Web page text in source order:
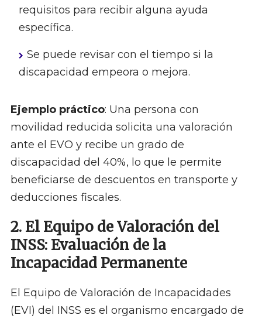
requisitos para recibir alguna ayuda
específica.
Se puede revisar con el tiempo si la
discapacidad empeora o mejora.
Ejemplo práctico: Una persona con
movilidad reducida solicita una valoración
ante el EVO y recibe un grado de
discapacidad del 40%, lo que le permite
beneficiarse de descuentos en transporte y
deducciones fiscales.
2. El Equipo de Valoración del
INSS: Evaluación de la
Incapacidad Permanente
El Equipo de Valoración de Incapacidades
(EVI) del INSS es el organismo encargado de